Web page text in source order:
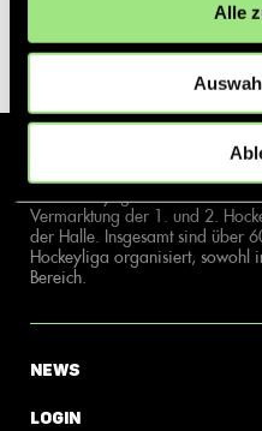
Alle
Der Hockeyliga e.V. ist
Vermarktung der 1. und 2.
der Halle. Insgesamt sind über
Hockeyliga organisiert, sowohl
Bereich.
News
Login